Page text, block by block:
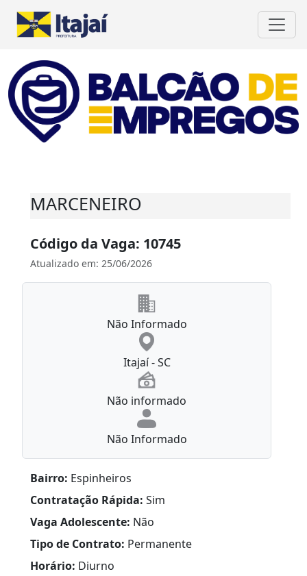
MARCENEIRO
Código da Vaga: 10745
Atualizado em: 25/06/2026
Não Informado
Itajaí - SC
Não informado
Não Informado
Bairro: Espinheiros
Contratação Rápida: Sim
Vaga Adolescente: Não
Tipo de Contrato: Permanente
Horário: Diurno